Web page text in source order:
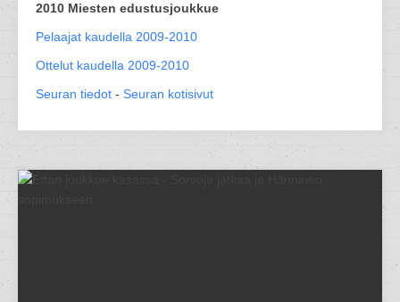
2010 Miesten edustusjoukkue
Pelaajat kaudella 2009-2010
Ottelut kaudella 2009-2010
Seuran tiedot - Seuran kotisivut